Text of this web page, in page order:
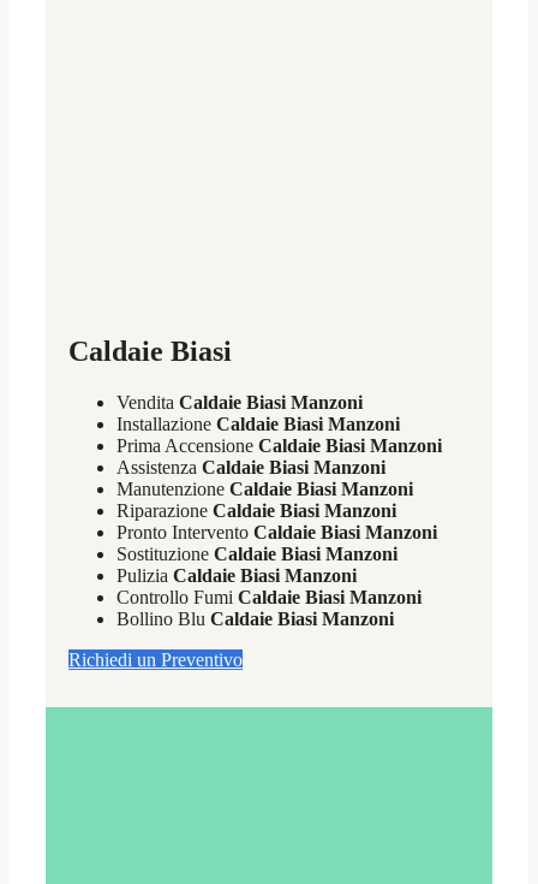
Caldaie Biasi
Vendita Caldaie Biasi Manzoni
Installazione Caldaie Biasi Manzoni
Prima Accensione Caldaie Biasi Manzoni
Assistenza Caldaie Biasi Manzoni
Manutenzione Caldaie Biasi Manzoni
Riparazione Caldaie Biasi Manzoni
Pronto Intervento Caldaie Biasi Manzoni
Sostituzione Caldaie Biasi Manzoni
Pulizia Caldaie Biasi Manzoni
Controllo Fumi Caldaie Biasi Manzoni
Bollino Blu Caldaie Biasi Manzoni
Richiedi un Preventivo